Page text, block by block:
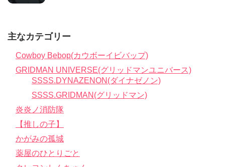
主なカテゴリー
Cowboy Bebop(カウボーイビバップ)
GRIDMAN UNIVERSE(グリッドマンユニバース)
SSSS.DYNAZENON(ダイナゼノン)
SSSS.GRIDMAN(グリッドマン)
炎炎ノ消防隊
【推しの子】
かがみの孤城
薬屋のひとりごと